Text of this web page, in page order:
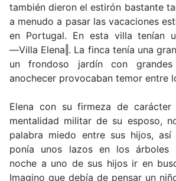
también dieron el estirón bastante
a menudo a pasar las vacaciones
en Portugal. En esta villa tenían
―Villa Elena‖. La finca tenía una
un frondoso jardín con
anochecer provocaban temor entre
Elena con su firmeza de
mentalidad militar de su esposo,
palabra miedo entre sus hijos,
ponía unos lazos en los árboles
noche a uno de sus hijos ir en
Imagino que debía de pensar un